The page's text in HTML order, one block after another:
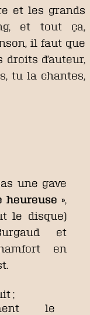
et les grands
et tout ça,
il faut que
d’auteur,
tu la chantes,
une gave
heureuse »
le disque)
et
en
;
le